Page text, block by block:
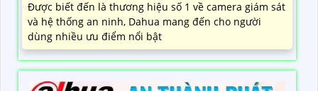
Được biết đến là thương hiệu số 1 về camera giám sát
và hệ thống an ninh, Dahua mang đến cho người
dùng nhiều ưu điểm nổi bật